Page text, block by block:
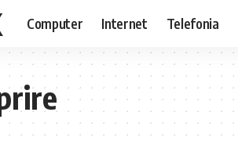
Computer Internet Telefonia